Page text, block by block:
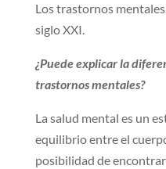
Los trastornos
siglo XXI.
¿Puede explicar la
trastornos mentales?
La salud mental es un
equilibrio entre el
posibilidad de